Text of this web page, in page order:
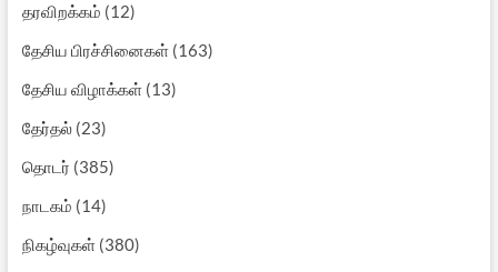
தரவிறக்கம் (12)
தேசிய பிரச்சினைகள்(163)
தேசிய விழாக்கள்(13)
தேர்தல்(23)
தொடர் (385)
நாடகம் (14)
நிகழ்வுகள்(380)